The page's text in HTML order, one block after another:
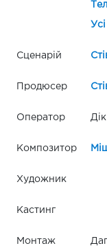
Сценарій
Продюсер
Оператор
Композитор
Художник
Кастинг
Монтаж